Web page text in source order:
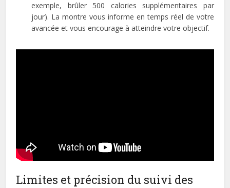
exemple, brûler 500 calories supplémentaires par
jour). La montre vous informe en temps réel de votre
avancée et vous encourage à atteindre votre objectif.
Limites et précision du suivi des